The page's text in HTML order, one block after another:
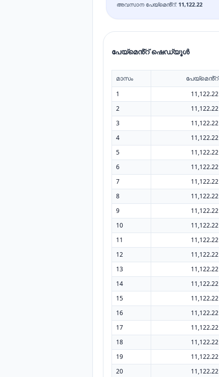
അവസാന പേയ്മെൻ്റ്: 11,122.22
പേയ്മെൻ്റ് ഷെഡ്യൂൾ
മാസം പേയ്മെൻ്റ്
1
11,122.22
2
11,122.22
3
11,122.22
4
11,122.22
5
11,122.22
6
11,122.22
7
11,122.22
8
11,122.22
9
11,122.22
10
11,122.22
11
11,122.22
12
11,122.22
13
11,122.22
14
11,122.22
15
11,122.22
16
11,122.22
17
11,122.22
18
11,122.22
19
11,122.22
20
11,122.22